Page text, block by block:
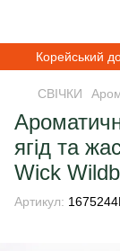
Корейський
СВІЧКИ
ягід та
Wick
Артикул: